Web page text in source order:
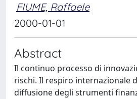
FIUME, Raffaele
2000-01-01
Abstract
Il continuo processo di
rischi. Il respiro internazionale
diffusione degli strumenti